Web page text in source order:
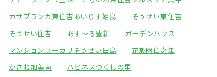
カサブランカ東住吉 あいりす姫島
そうせい東住吉
そうせい住吉
あす～る豊新
ガーデンハウス
マンションユーカリ そうせい田島
花楽園住之江
かさね加美南
ハピネスつくしの里